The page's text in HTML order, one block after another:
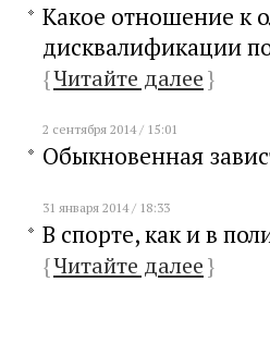
Какое отношение к
дисквалификации
{Читайте далее}
2 сентября 2014 / 15:01
Обыкновенная
31 января 2014 / 18:33
В спорте, как и в
{Читайте далее}